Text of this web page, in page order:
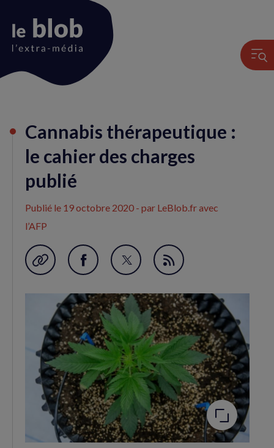
du
Cannabis thérapeutique :
le cahier des charges
publié
Publié le 19 octobre 2020 - par LeBlob.fr avec
l’AFP
Garder en favori
Partager
Facebook
(nouvelle
fenêtre)
Partager
Twitter
(nouvelle
fenêtre)
Flux
Agrandir
l'image